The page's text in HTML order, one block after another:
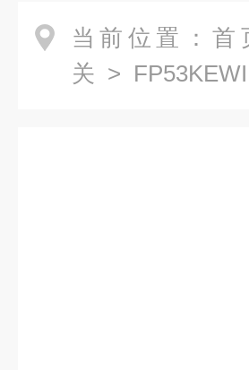
当前位置： 首
关 >